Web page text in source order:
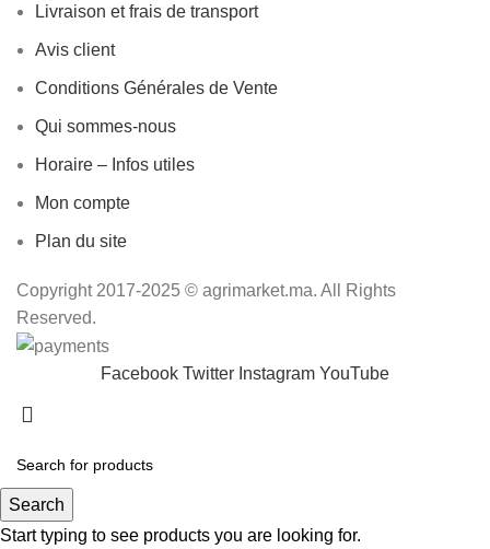
Livraison et frais de transport
Avis client
Conditions Générales de Vente
Qui sommes-nous
Horaire – Infos utiles
Mon compte
Plan du site
Copyright 2017-2025 © agrimarket.ma. All Rights
Reserved.
Facebook Twitter Instagram YouTube
Search
Start typing to see products you are looking for.